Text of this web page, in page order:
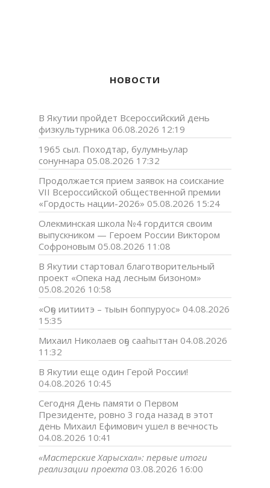
НОВОСТИ
В Якутии пройдет Всероссийский день
физкультурника 06.08.2026 12:19
1965 сыл. Походтар, булумньулар
сонуннара 05.08.2026 17:32
Продолжается прием заявок на соискание
VII Всероссийской общественной премии
«Гордость нации-2026» 05.08.2026 15:24
Олекминская школа №4 гордится своим
выпускником — Героем России Виктором
Софроновым 05.08.2026 11:08
В Якутии стартовал благотворительный
проект «Опека над лесным бизоном»
05.08.2026 10:58
«Оҕо иитиитэ – тыын боппуруос» 04.08.2026
15:35
Михаил Николаев оҕо сааһыттан 04.08.2026
11:32
В Якутии еще один Герой России!
04.08.2026 10:45
Сегодня День памяти о Первом
Президенте, ровно 3 года назад в этот
день Михаил Ефимович ушел в вечность
04.08.2026 10:41
«Мастерские Харысхал»: первые итоги
реализации проекта 03.08.2026 16:00